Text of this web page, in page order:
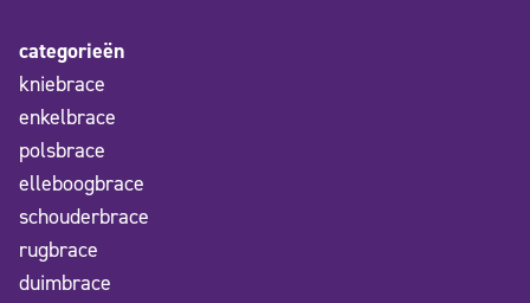
categorieën
kniebrace
enkelbrace
polsbrace
elleboogbrace
schouderbrace
rugbrace
duimbrace